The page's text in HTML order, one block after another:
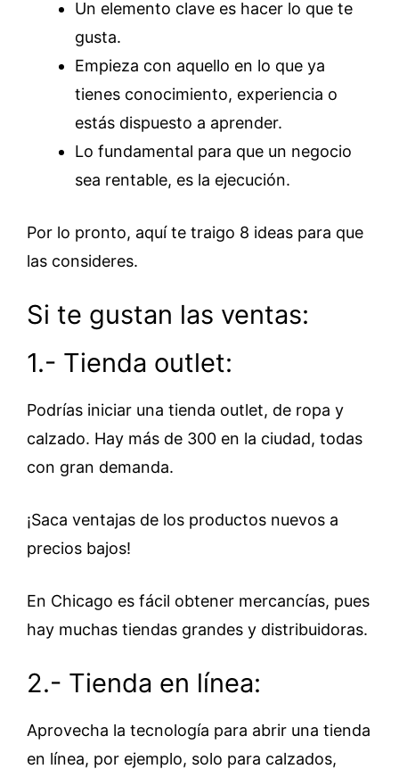
Un elemento clave es hacer lo que te
gusta.
Empieza con aquello en lo que ya
tienes conocimiento, experiencia o
estás dispuesto a aprender.
Lo fundamental para que un negocio
sea rentable, es la ejecución.
Por lo pronto, aquí te traigo 8 ideas para que
las consideres.
Si te gustan las ventas:
1.- Tienda outlet:
Podrías iniciar una tienda outlet, de ropa y
calzado. Hay más de 300 en la ciudad, todas
con gran demanda.
¡Saca ventajas de los productos nuevos a
precios bajos!
En Chicago es fácil obtener mercancías, pues
hay muchas tiendas grandes y distribuidoras.
2.- Tienda en línea:
Aprovecha la tecnología para abrir una tienda
en línea, por ejemplo, solo para calzados,